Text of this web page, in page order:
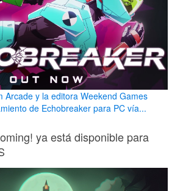
Arcade y la editora Weekend Games
de Echobreaker para PC vía...
ya está disponible para